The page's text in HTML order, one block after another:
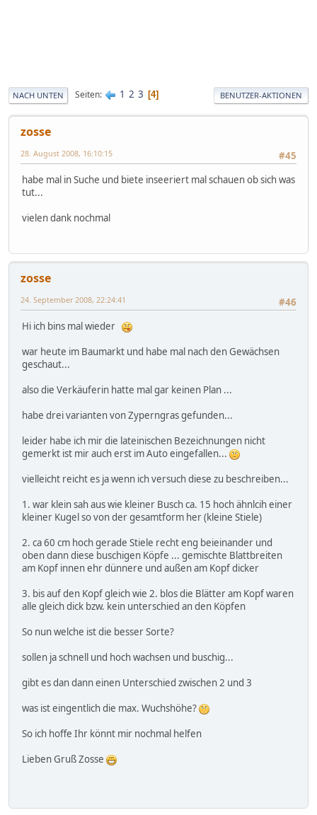
NACH UNTEN Seiten 1 2 3 4 BENUTZER-AKTIONEN
zosse
#45
28. August 2008, 16:10:15
habe mal in Suche und biete inseeriert mal schauen ob sich was
tut...
vielen dank nochmal
zosse
#46
24. September 2008, 22:24:41
Hi ich bins mal wieder
war heute im Baumarkt und habe mal nach den Gewächsen
geschaut...
also die Verkäuferin hatte mal gar keinen Plan ...
habe drei varianten von Zyperngras gefunden...
leider habe ich mir die lateinischen Bezeichnungen nicht
gemerkt ist mir auch erst im Auto eingefallen...
vielleicht reicht es ja wenn ich versuch diese zu beschreiben...
1. war klein sah aus wie kleiner Busch ca. 15 hoch ähnlcih einer
kleiner Kugel so von der gesamtform her (kleine Stiele)
2. ca 60 cm hoch gerade Stiele recht eng beieinander und
oben dann diese buschigen Köpfe ... gemischte Blattbreiten
am Kopf innen ehr dünnere und außen am Kopf dicker
3. bis auf den Kopf gleich wie 2. blos die Blätter am Kopf waren
alle gleich dick bzw. kein unterschied an den Köpfen
So nun welche ist die besser Sorte?
sollen ja schnell und hoch wachsen und buschig...
gibt es dan dann einen Unterschied zwischen 2 und 3
was ist eingentlich die max. Wuchshöhe?
So ich hoffe Ihr könnt mir nochmal helfen
Lieben Gruß Zosse